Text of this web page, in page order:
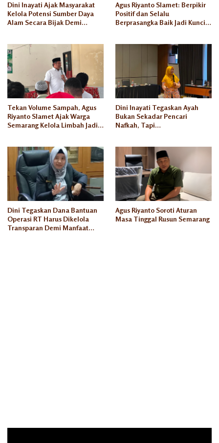
Dini Inayati Ajak Masyarakat
Kelola Potensi Sumber Daya
Alam Secara Bijak Demi
Agus Riyanto Slamet: Berpikir
Positif dan Selalu
Berprasangka Baik Jadi Kunci
Tekan Volume Sampah, Agus
Riyanto Slamet Ajak Warga
Semarang Kelola Limbah Jadi
Dini Inayati Tegaskan Ayah
Bukan Sekadar Pencari
Nafkah, Tapi
Dini Tegaskan Dana Bantuan
Operasi RT Harus Dikelola
Transparan Demi Manfaat
Agus Riyanto Soroti Aturan
Masa Tinggal Rusun Semarang